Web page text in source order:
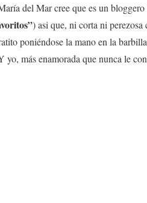
del Mar cree que es un
) asi que, ni corta ni perezosa
poniéndose la mano en la
yo, más enamorada que nunca le